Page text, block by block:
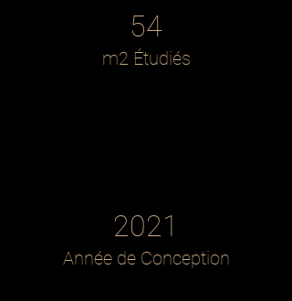
54
m2 Étudiés
2021
Année de Conception